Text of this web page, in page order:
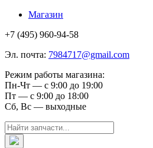
Магазин
+7 (495) 960-94-58
Эл. почта: 7984717@gmail.com
Режим работы магазина:
Пн-Чт — с 9:00 до 19:00
Пт — с 9:00 до 18:00
Сб, Вс — выходные